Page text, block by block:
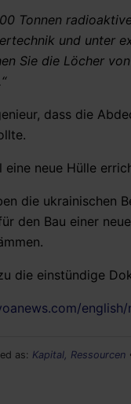
Tonnen
und unter
Sie die Löcher
dass die
eine neue Hülle
die ukrainischen
den Bau einer
die einstündige
as: Kapital, Ressourcen